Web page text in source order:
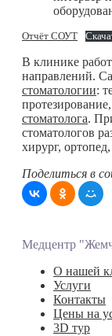
Отчёт СОУТ
В клинике
направлений.
стоматологии:
стоматолога.
стоматологов
хирург,
Поделиться в
Медцентр
О нашей
Услуги
Контакты
Цены на
3D тур